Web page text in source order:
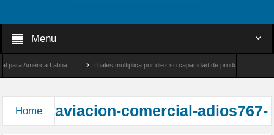
Menu
América Latina Thales multiplica por diez su capacidad de producción de
Home aviacion-comercial-adios767-